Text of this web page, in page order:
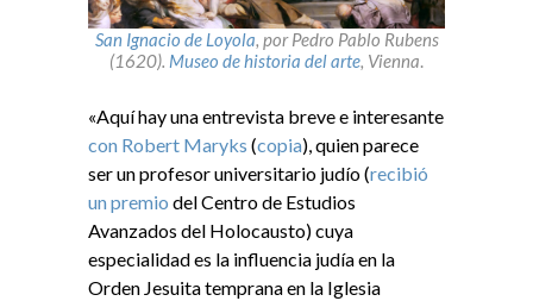
San Ignacio de Loyola, por Pedro Pablo Rubens
(1620). Museo de historia del arte, Vienna.
«Aquí hay una entrevista breve e interesante
con Robert Maryks (copia), quien parece
ser un profesor universitario judío (recibió
un premio del Centro de Estudios
Avanzados del Holocausto) cuya
especialidad es la influencia judía en la
Orden Jesuita temprana en la Iglesia